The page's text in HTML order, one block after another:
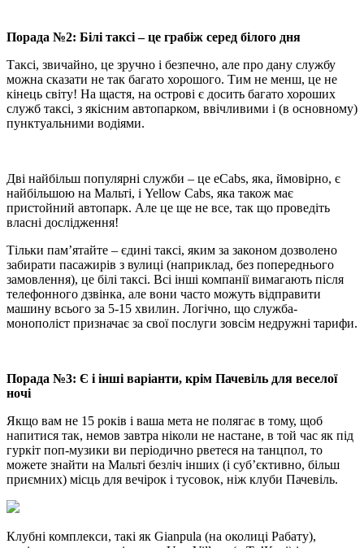
Порада №2: Білі таксі – це грабіж серед білого дня
Таксі, звичайно, це зручно і безпечно, але про дану службу
можна сказати не так багато хорошого. Тим не менш, це не
кінець світу! На щастя, на острові є досить багато хороших
служб таксі, з якісним автопарком, ввічливими і (в основному)
пунктуальними водіями.
Дві найбільш популярні служби – це eCabs, яка, ймовірно, є
найбільшою на Мальті, і Yellow Cabs, яка також має
пристойний автопарк. Але це ще не все, так що проведіть
власні дослідження!
Тільки пам’ятайте – єдині таксі, яким за законом дозволено
забирати пасажирів з вулиці (наприклад, без попереднього
замовлення), це білі таксі. Всі інші компанії вимагають після
телефонного дзвінка, але вони часто можуть відправити
машину всього за 5-15 хвилин. Логічно, що служба-
монополіст призначає за свої послуги зовсім недружні тарифи.
Порада №3: ​​Є і інші варіанти, крім Пачевіль для веселої
ночі
Якщо вам не 15 років і ваша мета не полягає в тому, щоб
напитися так, немов завтра ніколи не настане, в той час як під
гуркіт поп-музики ви періодично рветеся на танцпол, то
можете знайти на Мальті безліч інших (і суб’єктивно, більш
приємних) місць для вечірок і тусовок, ніж клуби Пачевіль.
Клубні комплекси, такі як Gianpula (на околиці Рабату),